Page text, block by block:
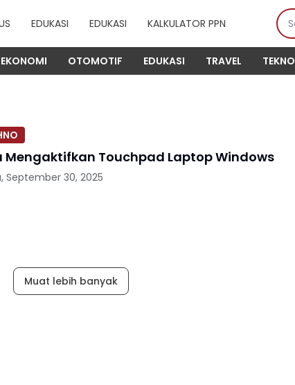
EDUKASI EDUKASI KALKULATOR PPN
EKONOMI OTOMOTIF EDUKASI TRAVEL TEKNO
Mengaktifkan Touchpad Laptop Windows
September 30, 2025
Muat lebih banyak